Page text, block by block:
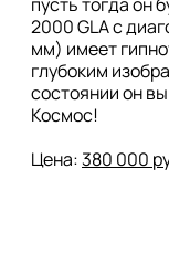
2000 GLA с
мм) имеет
глубоким
состоянии он
Космос!
Цена: 380 000